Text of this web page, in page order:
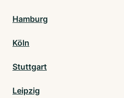
Hamburg
Köln
Stuttgart
Leipzig